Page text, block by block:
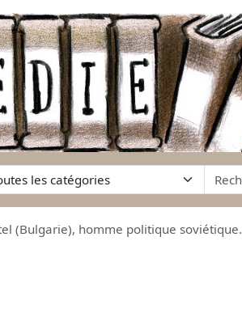
(Bulgarie), homme politique soviétique.